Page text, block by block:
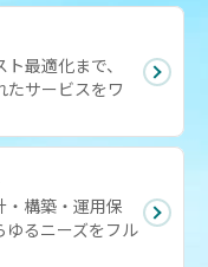
最適化まで、
たサービスをワ
・構築・運用保
るニーズをフル